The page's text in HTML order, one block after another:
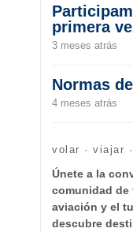
primera
3 meses atrás
Normas
4 meses atrás
volar · viajar
Únete a la
comunidad de
aviación y el
descubre